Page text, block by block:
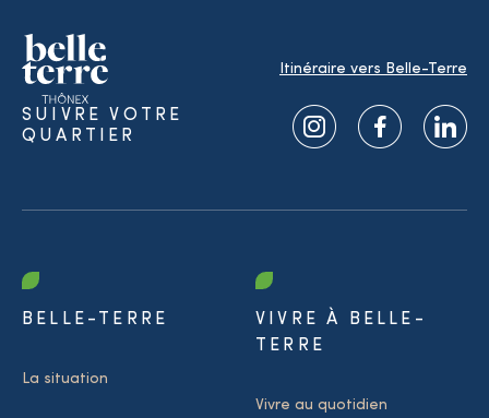
Itinéraire vers Belle-Terre
SUIVRE VOTRE
QUARTIER
BELLE-TERRE
La situation
VIVRE À BELLE-
TERRE
Vivre au quotidien